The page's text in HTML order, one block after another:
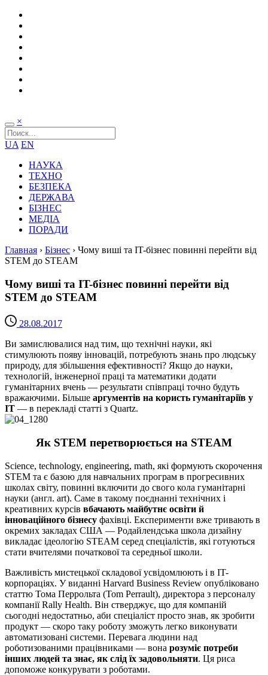
×
UA EN
НАУКА
ТЕХНО
БЕЗПЕКА
ДЕРЖАВА
БІЗНЕС
МЕДІА
ПОРАДИ
Главная › Бізнес › Чому виші та IT-бізнес повинні перейти від
STEM до STEAM
Чому виші та IT-бізнес повинні перейти від
STEM до STEAM
28.08.2017
Ви замислювалися над тим, що технічні науки, які
стимулюють появу інновацій, потребують знань про людську
природу, для збільшення ефективності? Якщо до науки,
технологій, інженерної праці та математики додати
гуманітарних вчень — результати співпраці точно будуть
вражаючими. Більше аргументів на користь гуманітаріїв у
IT — в перекладі статті з Quartz.
Як STEM перетворюється на STEAM
Science, technology, engineering, math, які формують скорочення
STEM та є базою для навчальних програм в прогресивних
школах світу, повинні включити до свого кола гуманітарні
науки (англ. art). Саме в такому поєднанні технічних і
креативних курсів вбачають майбутнє освіти й
інноваційного бізнесу фахівці. Експерименти вже тривають в
окремих закладах США — Родайлендська школа дизайну
викладає ідеологію STEAM серед спеціалістів, які готуються
стати вчителями початкової та середньої школи.
Важливість мистецької складової усвідомлюють і в IT-
корпораціях. У виданні Harvard Business Review опубліковано
статтю Тома Перрольта (Tom Perrault), директора з персоналу
компанії Rally Health. Він стверджує, що для компаній
сьогодні недостатньо, аби спеціаліст просто знав, як зробити
продукт — скоро таку роботу зможуть легко виконувати
автоматизовані системи. Перевага людини над
роботизованими працівниками — вона розуміє потреби
інших людей та знає, як слід їх задовольняти. Ця риса
допоможе конкурувати з роботами.